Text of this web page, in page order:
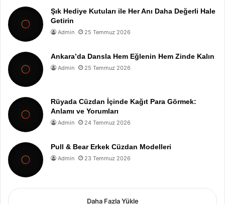
Şık Hediye Kutuları ile Her Anı Daha Değerli Hale
Getirin
Admin 25 Temmuz 2026
Ankara’da Dansla Hem Eğlenin Hem Zinde Kalın
Admin 25 Temmuz 2026
Rüyada Cüzdan İçinde Kağıt Para Görmek:
Anlamı ve Yorumları
Admin 24 Temmuz 2026
Pull & Bear Erkek Cüzdan Modelleri
Admin 23 Temmuz 2026
Daha Fazla Yükle